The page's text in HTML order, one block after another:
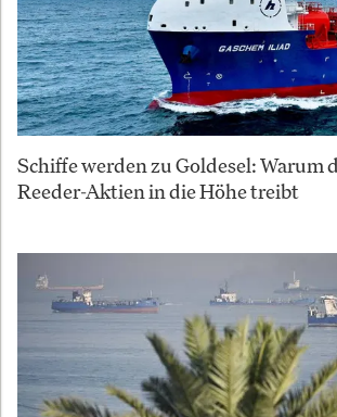
Schiffe werden zu Goldesel:
Reeder-Aktien in die Höhe treibt